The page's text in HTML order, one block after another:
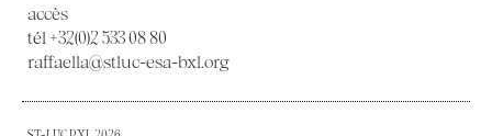
accès
tél +32(0)2 533 08 80
raffaella@stluc-esa-bxl.org